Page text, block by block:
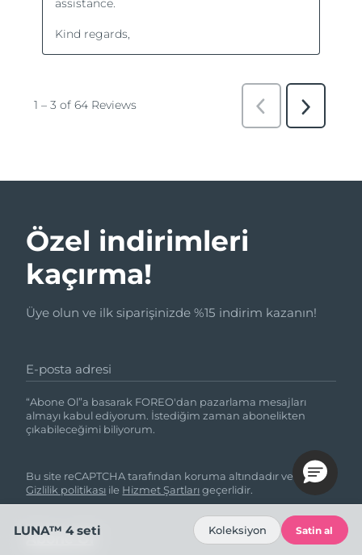
Özel indirimleri
kaçırma!
Üye olun ve ilk siparişinizde %15 indirim kazanın!
E-posta adresi
“Abone Ol”a basarak FOREO'dan pazarlama mesajları
almayı kabul ediyorum. İstediğim zaman abonelikten
çıkabileceğimi biliyorum.
Bu site reCAPTCHA tarafından koruma altındadır ve Google
Gizlilik politikası ile Hizmet Şartlarıgeçerlidir.
LUNA™ 4 seti Koleksiyon Satin al